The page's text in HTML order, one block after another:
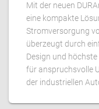
Mit der neuen
eine kompakte
Stromversorgung
überzeugt durch
Design und
für anspruchsvolle
der industriellen